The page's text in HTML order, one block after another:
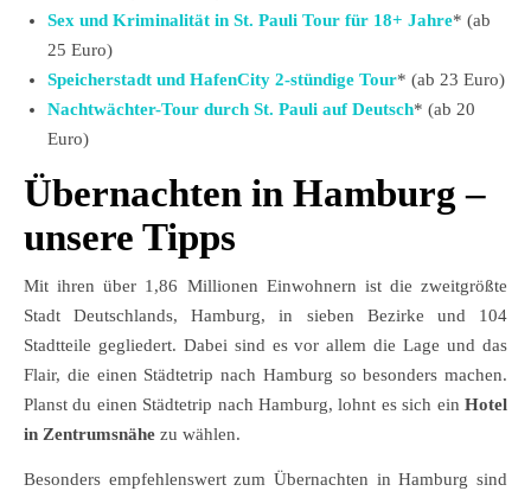
Sex und Kriminalität in St. Pauli Tour für 18+ Jahre* (ab
25 Euro)
Speicherstadt und HafenCity 2-stündige Tour* (ab 23 Euro)
Nachtwächter-Tour durch St. Pauli auf Deutsch* (ab 20
Euro)
Übernachten in Hamburg –
unsere Tipps
Mit ihren über 1,86 Millionen Einwohnern ist die zweitgrößte
Stadt Deutschlands, Hamburg, in sieben Bezirke und 104
Stadtteile gegliedert. Dabei sind es vor allem die Lage und das
Flair, die einen Städtetrip nach Hamburg so besonders machen.
Planst du einen Städtetrip nach Hamburg, lohnt es sich ein Hotel
in Zentrumsnähe zu wählen.
Besonders empfehlenswert zum Übernachten in Hamburg sind